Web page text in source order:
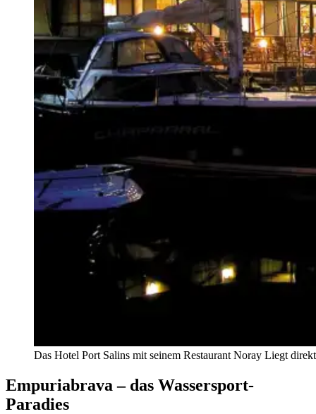
Das Hotel Port Salins mit seinem Restaurant Noray Liegt
Empuriabrava – das Wassersport-
Paradies